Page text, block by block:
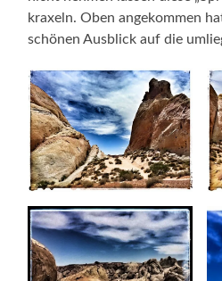
kraxeln. Oben angekommen
schönen Ausblick auf die